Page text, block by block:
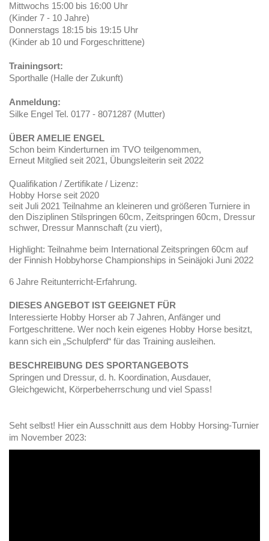
Mittwochs 15:00 bis 16:00 Uhr
(Kinder 7 - 10 Jahre)
Donnerstags 18:15 bis 19:15 Uhr
(Kinder ab 10 und Forgeschrittene)
Trainingsort:
Sporthalle (Halle der Zukunft)
Anmeldung:
Silke Engel Tel. 0177 - 8071287 (Mutter)
ÜBER AMELIE ENGEL
Schon beim Kinderturnen im TVO teilgenommen,
Erneut Mitglied seit 2021, Übungsleiterin seit 2022
Qualifikation / Zertifikate / Lizenz:
Hobby Horse seit 2020
seit Juli 2021 Teilnahme an kleineren und größeren Turniere in
den Disziplinen Stilspringen 60cm, Zeitspringen 60cm, Dressur
schwer, Dressur Mannschaft (zu viert),
Highlight: Teilnahme beim International Zeitspringen 60cm auf
der Finnish Hobbyhorse Championships in Seinäjoki Juni 2022
6 Jahre Reitunterricht-Erfahrung.
DIESES ANGEBOT IST GEEIGNET FÜR
Interessierte Hobby Horser ab 7 Jahren, Anfänger und
Fortgeschrittene. Wer noch kein eigenes Hobby Horse besitzt,
kann sich ein „Schulpferd“ für das Training ausleihen.
BESCHREIBUNG DES SPORTANGEBOTS
Springen und Dressur, d. h. Koordination, Ausdauer,
Gleichgewicht, Körperbeherrschung und viel Spass!
Seht selbst! Hier ein Ausschnitt aus dem Hobby Horsing-Turnier
im November 2023: